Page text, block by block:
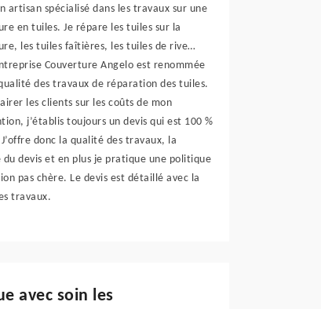
artisan spécialisé dans les travaux sur une
en tuiles. Je répare les tuiles sur la
les tuiles faîtières, les tuiles de rive…
Couverture Angelo est renommée
des travaux de réparation des tuiles.
les clients sur les coûts de mon
j’établis toujours un devis qui est 100 %
donc la qualité des travaux, la
devis et en plus je pratique une politique
pas chère. Le devis est détaillé avec la
travaux.
avec soin les